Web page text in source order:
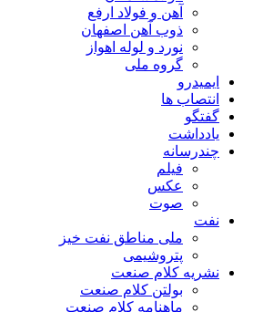
آهن و فولاد ارفع
ذوب آهن اصفهان
نورد و لوله اهواز
گروه ملی
ایمیدرو
انتصاب ها
گفتگو
یادداشت
چندرسانه
فیلم
عکس
صوت
نفت
ملی مناطق نفت خیز
پتروشیمی
نشریه کلام صنعت
بولتن کلام صنعت
ماهنامه کلام صنعت